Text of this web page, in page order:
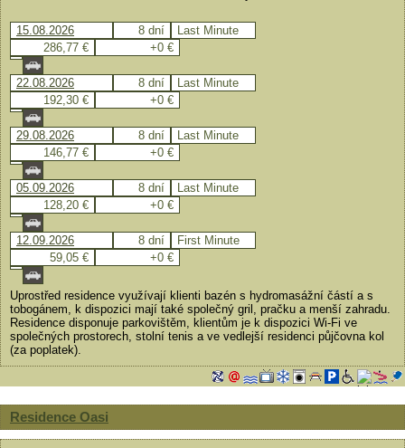
15.08.2026 8 dní
Last Minute
286,77 €
+0 €
22.08.2026 8 dní
Last Minute
192,30 €
+0 €
29.08.2026 8 dní
Last Minute
146,77 €
+0 €
05.09.2026 8 dní
Last Minute
128,20 €
+0 €
12.09.2026 8 dní
First Minute
59,05 €
+0 €
Uprostřed residence využívají klienti bazén s hydromasážní částí a s
tobogánem, k dispozici mají také společný gril, pračku a menší zahradu.
Residence disponuje parkovištěm, klientům je k dispozici Wi-Fi ve
společných prostorech, stolní tenis a ve vedlejší residenci půjčovna kol
(za poplatek).
Residence Oasi